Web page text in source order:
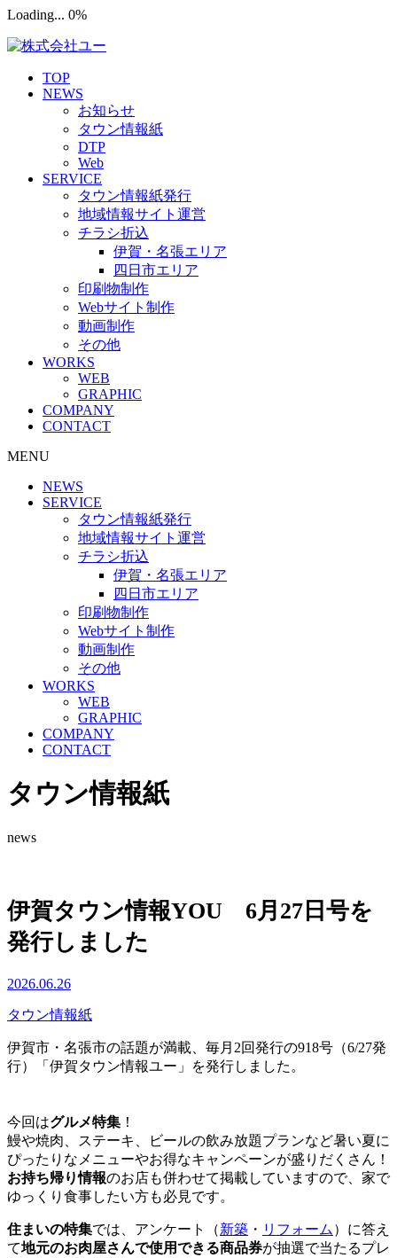
Loading... 0%
TOP
NEWS
お知らせ
タウン情報紙
DTP
Web
SERVICE
タウン情報紙発行
地域情報サイト運営
チラシ折込
伊賀・名張エリア
四日市エリア
印刷物制作
Webサイト制作
動画制作
その他
WORKS
WEB
GRAPHIC
COMPANY
CONTACT
MENU
NEWS
SERVICE
タウン情報紙発行
地域情報サイト運営
チラシ折込
伊賀・名張エリア
四日市エリア
印刷物制作
Webサイト制作
動画制作
その他
WORKS
WEB
GRAPHIC
COMPANY
CONTACT
タウン情報紙
news
伊賀タウン情報YOU 6月27日号を
発行しました
2026.06.26
タウン情報紙
伊賀市・名張市の話題が満載、毎月2回発行の918号（6/27発
行）「伊賀タウン情報ユー」を発行しました。
今回はグルメ特集 ！
鰻や焼肉、ステーキ、ビールの飲み放題プランなど暑い夏に
ぴったりなメニューやお得なキャンペーンが盛りだくさん！
お持ち帰り情報のお店も併わせて掲載していますので、家で
ゆっくり食事したい方も必見です。
住まいの特集では、アンケート（新築 ・ リフォーム ）に答え
て地元のお肉屋さんで使用できる商品券が抽選で当たるプレ